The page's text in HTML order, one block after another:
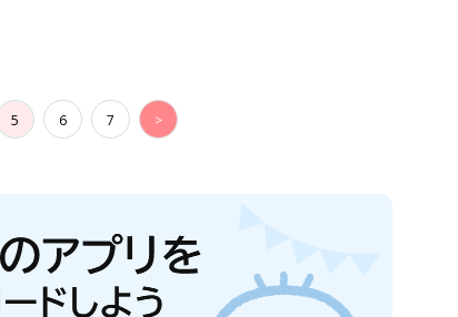
5 6 7 >